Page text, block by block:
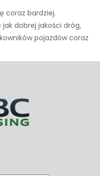
coraz bardziej.
dobrej jakości dróg,
pojazdów coraz
często drogo kosztować.
[…]